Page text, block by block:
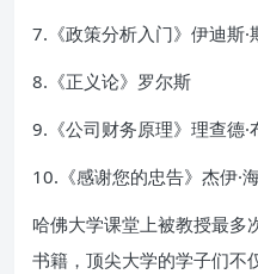
7.《政策分析入门》伊迪斯·
8.《正义论》罗尔斯
9.《公司财务原理》理查德·
10.《感谢您的忠告》杰伊·
哈佛大学课堂上被教授最多
书籍，顶尖大学的学子们不